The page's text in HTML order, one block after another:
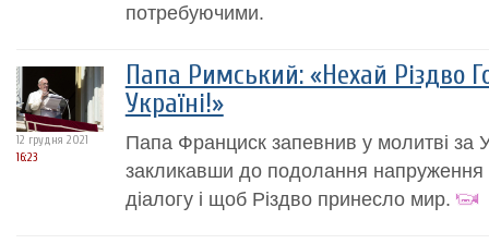
потребуючими.
12 грудня 2021
16:23
Папа Римський: «Нехай Різдво
Україні!»
Папа Франциск запевнив у молитві за
закликавши до подолання
діалогу і щоб Різдво принесло мир.